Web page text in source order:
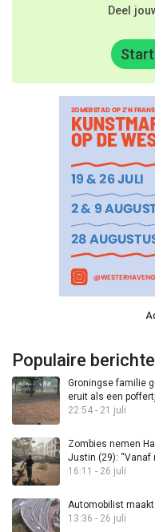
Deel
Populaire
Groningse familie
eruit als een
22:54 - 21 juli
Zombies nemen
Justin (29): “Vanaf
16:11 - 26 juli
Automobilist maakt
13:36 - 26 juli